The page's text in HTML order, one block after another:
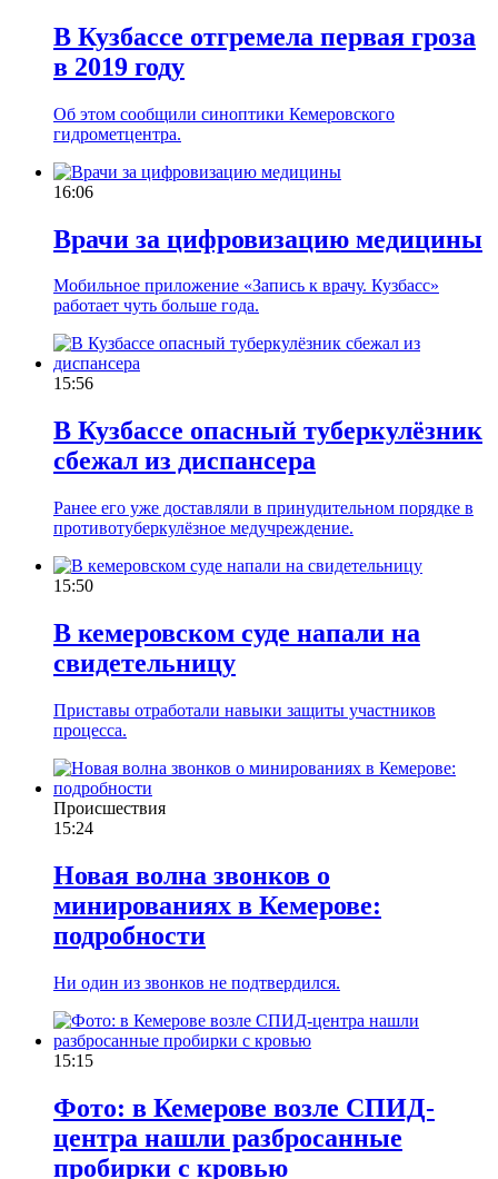
В Кузбассе отгремела первая гроза
в 2019 году
Об этом сообщили синоптики Кемеровского
гидрометцентра.
16:06
Врачи за цифровизацию медицины
Мобильное приложение «Запись к врачу. Кузбасс»
работает чуть больше года.
15:56
В Кузбассе опасный туберкулёзник
сбежал из диспансера
Ранее его уже доставляли в принудительном порядке в
противотуберкулёзное медучреждение.
15:50
В кемеровском суде напали на
свидетельницу
Приставы отработали навыки защиты участников
процесса.
Происшествия
15:24
Новая волна звонков о
минированиях в Кемерове:
подробности
Ни один из звонков не подтвердился.
15:15
Фото: в Кемерове возле СПИД-
центра нашли разбросанные
пробирки с кровью